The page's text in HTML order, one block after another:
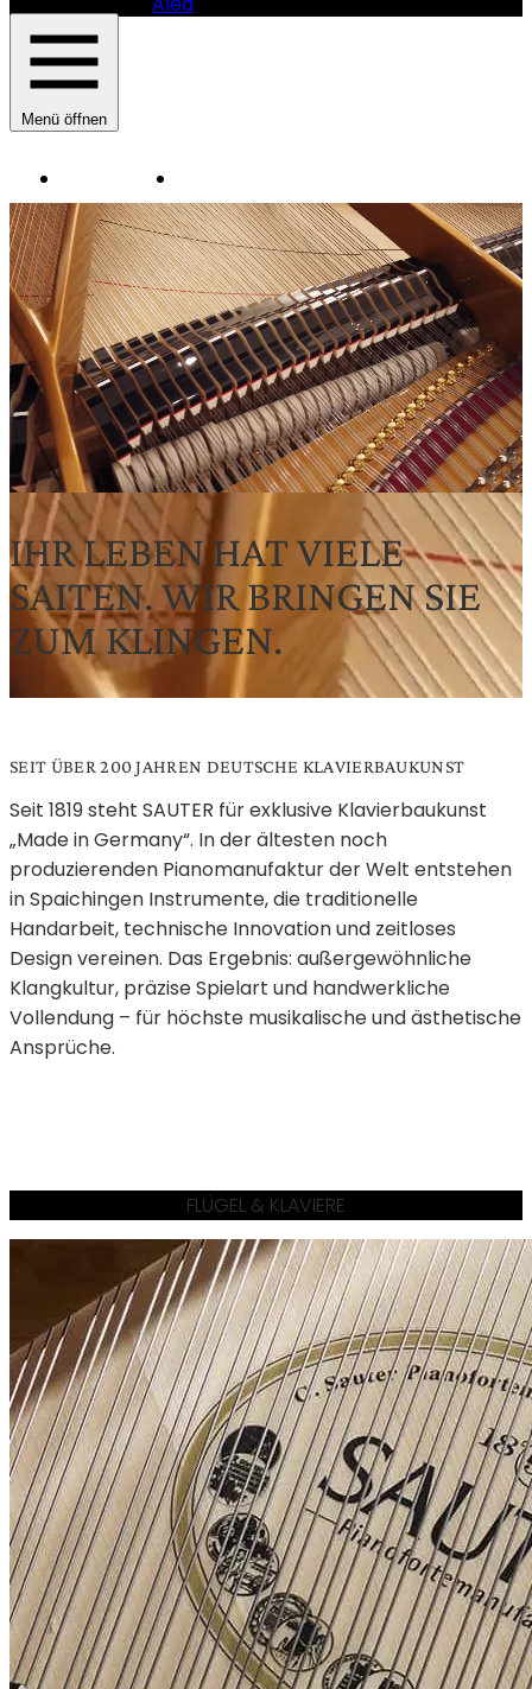
Menü öffnen
Instrumente
SAUTER
PIANOMANUFAKTUR
-
SAUTER
PIANOMANUFAKTUR
IHR LEBEN HAT VIELE
SAITEN. WIR BRINGEN SIE
ZUM KLINGEN.
SEIT ÜBER 200 JAHREN DEUTSCHE KLAVIER­BAU­KUNST
Seit 1819 steht SAUTER für exklusive Klavierbaukunst
„Made in Germany“. In der ältesten noch
produzierenden Pianomanufaktur der Welt entstehen
in Spaichingen Instrumente, die traditionelle
Handarbeit, technische Innovation und zeitloses
Design vereinen. Das Ergebnis: außergewöhnliche
Klangkultur, präzise Spielart und handwerkliche
Vollendung – für höchste musikalische und ästhetische
Ansprüche.
FLÜGEL & KLAVIERE